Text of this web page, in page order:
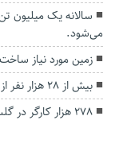
سالانه یک میلیون
می‌شود.
زمین مورد نیاز ساخت بیمارستان ۴۰۰
بیش از ۲۸ هزار نفر از مردم گنبدکاووس در سن سالمندی هستند.
۲۷۸ هزار کارگر در گلستان مشمول افزایش کمک هزینه مسکن شدند